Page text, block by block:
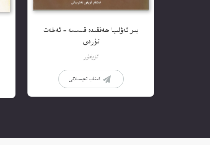
بىر ئەۋلىيا ھەققىدە قىسسە – ئەخەت
تۇردى
ئۇيغۇر
كىتاب تەپسىلاتى